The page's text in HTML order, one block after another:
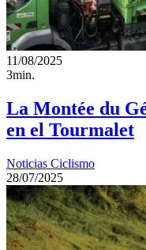
11/08/2025
3min.
La Montée du
en el Tourmalet
Noticias Ciclismo
28/07/2025